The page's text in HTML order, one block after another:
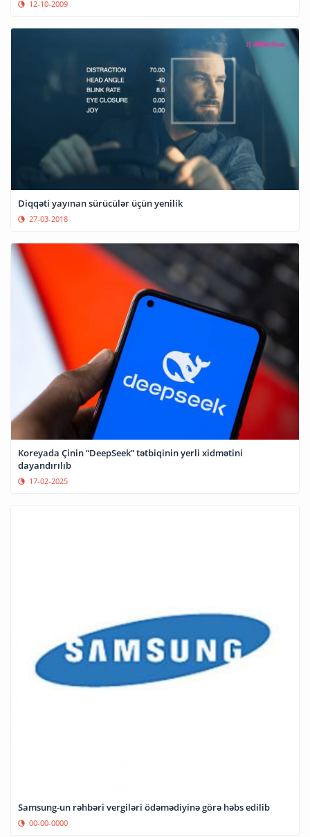
12-10-2009
Diqqəti yayınan sürücülər üçün yenilik
27-03-2018
Koreyada Çinin “DeepSeek” tətbiqinin yerli xidmətini
dayandırılıb
17-02-2025
Samsung-un rəhbəri vergiləri ödəmədiyinə görə həbs edilib
00-00-0000